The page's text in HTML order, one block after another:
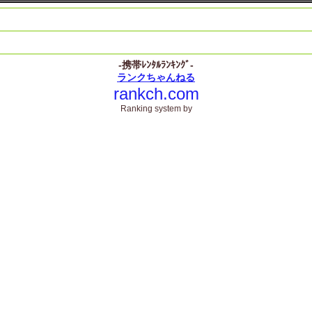
-携帯ﾚﾝﾀﾙﾗﾝｷﾝｸﾞ-
ランクちゃんねる
rankch.com
Ranking system by